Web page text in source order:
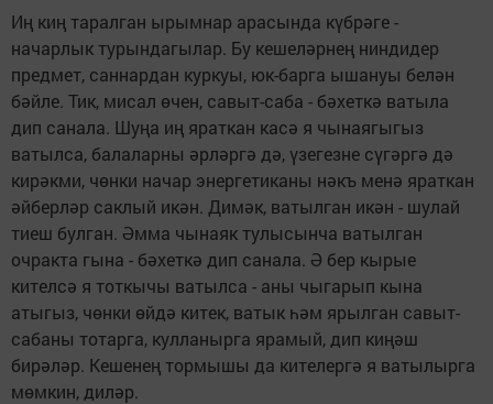
Иң киң таралган ырымнар арасында күбрәге -
начарлык турындагылар. Бу кешеләрнең ниндидер
предмет, саннардан куркуы, юк-барга ышануы белән
бәйле. Тик, мисал өчен, савыт-саба - бәхеткә ватыла
дип санала. Шуңа иң яраткан касә я чынаягыгыз
ватылса, балаларны әрләргә дә, үзегезне сүгәргә дә
кирәкми, чөнки начар энергетиканы нәкъ менә яраткан
әйберләр саклый икән. Димәк, ватылган икән - шулай
тиеш булган. Әмма чынаяк тулысынча ватылган
очракта гына - бәхеткә дип санала. Ә бер кырые
кителсә я тоткычы ватылса - аны чыгарып кына
атыгыз, чөнки өйдә китек, ватык һәм ярылган савыт-
сабаны тотарга, кулланырга ярамый, дип киңәш
бирәләр. Кешенең тормышы да кителергә я ватылырга
мөмкин, диләр.